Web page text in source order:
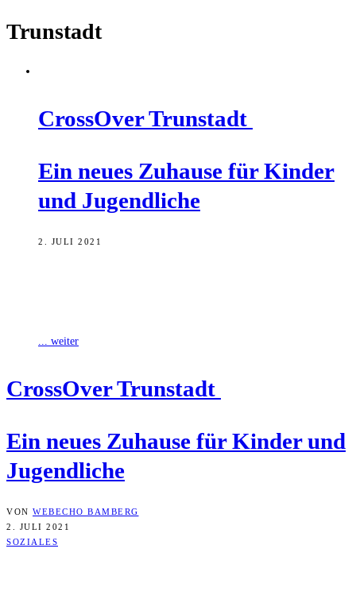
Trunstadt
Cross­Over Trunstadt
Ein neu­es Zuhau­se für Kin­der
und Jugendliche
2. JULI 2021
... weiter
Cross­Over Trunstadt
Ein neu­es Zuhau­se für Kin­der und
Jugendliche
VON WEBECHO BAMBERG
2. JULI 2021
SOZIALES